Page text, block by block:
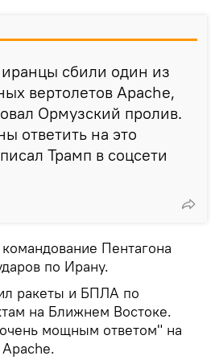
сбили один из
вертолетов Apache,
Ормузский пролив.
ответить на это
Трамп в соцсети
Пентагона
по Ирану.
ракеты и БПЛА по
на Ближнем Востоке.
мощным ответом" на